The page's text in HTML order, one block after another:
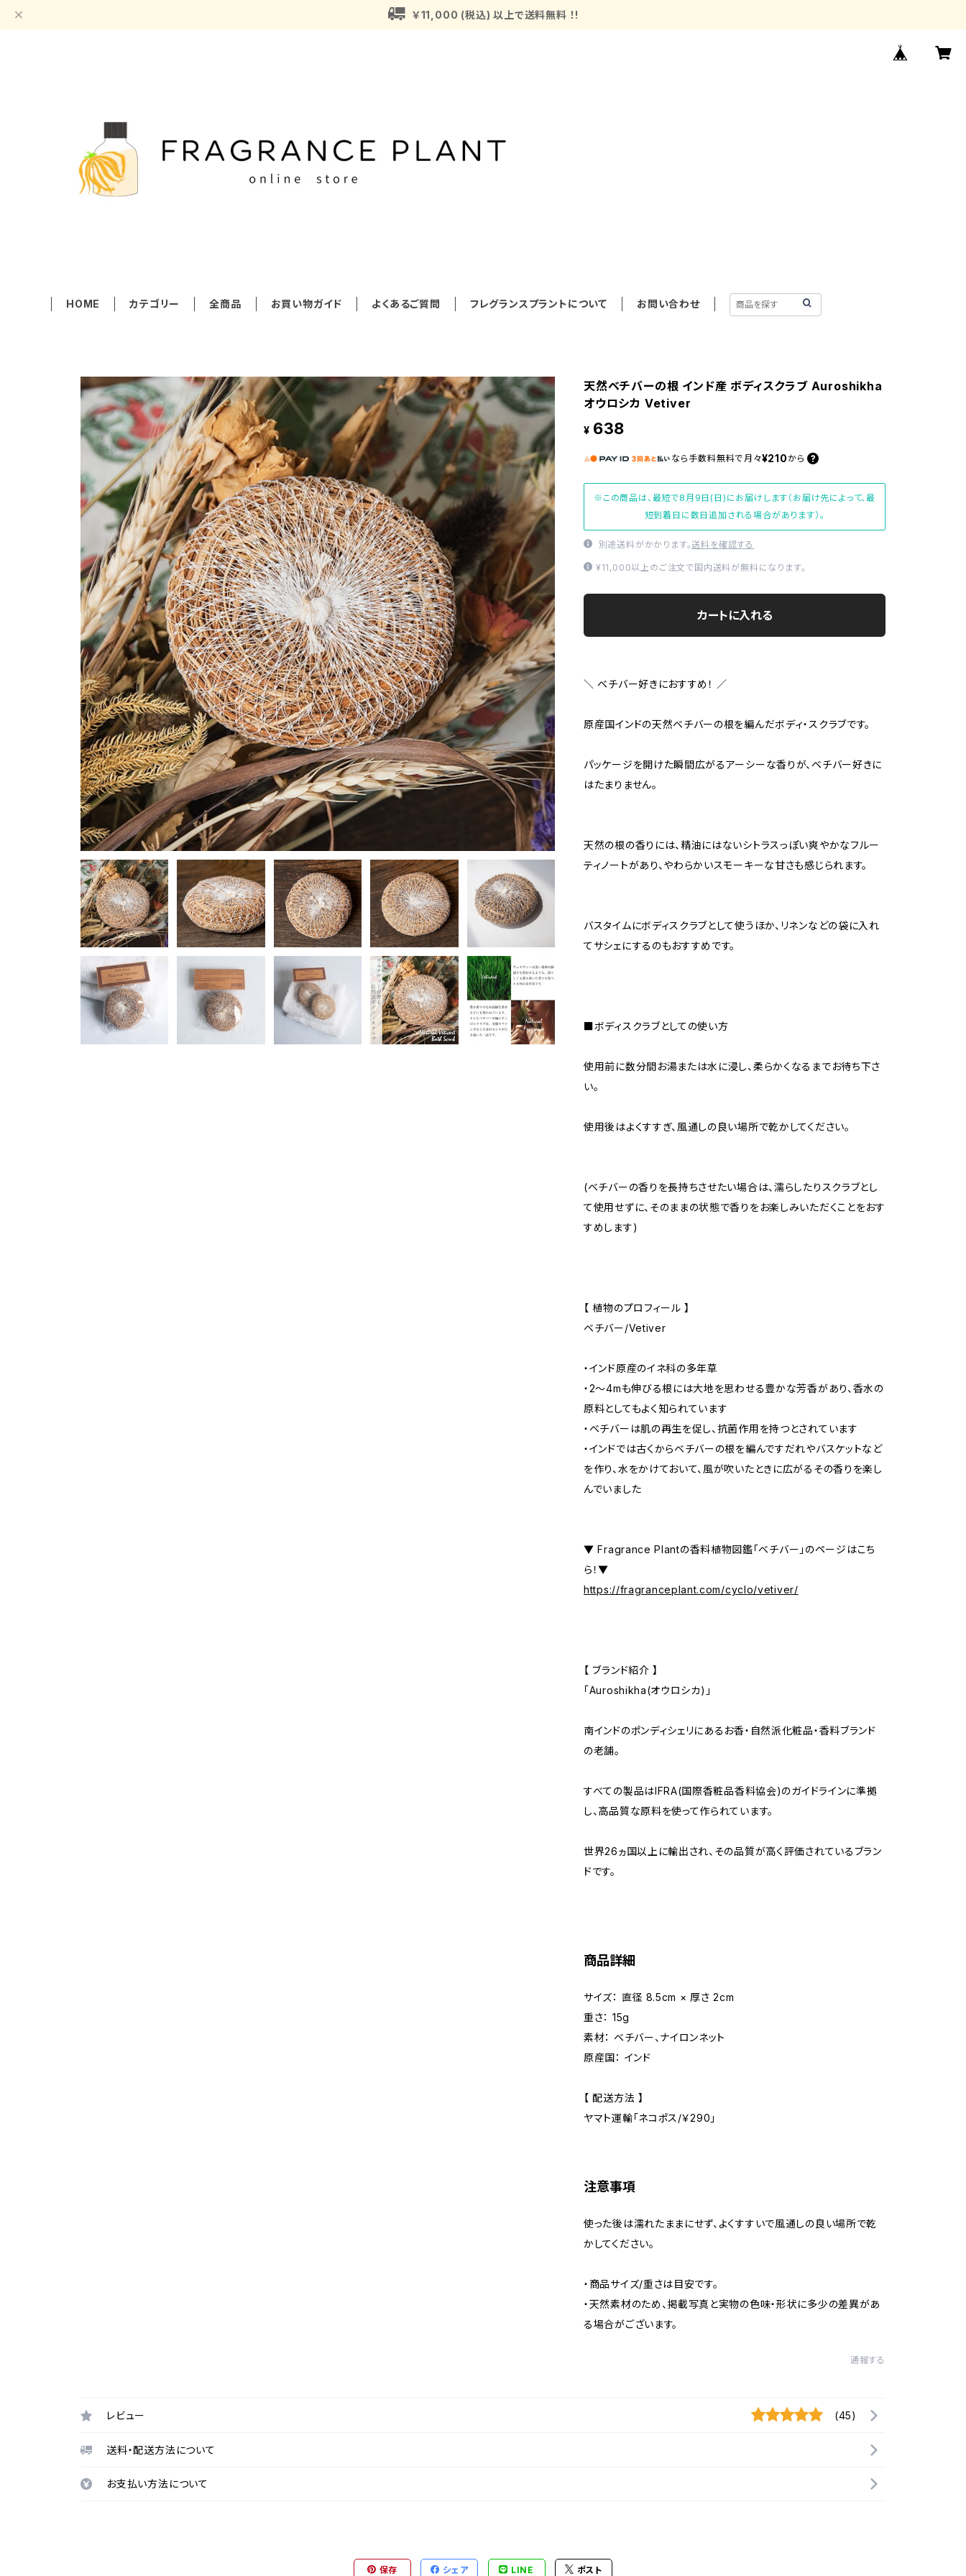
￥11,000 (税込) 以上で送料無料 ！!
HOME カテゴリー 全商品 お買い物ガイド よくあるご質問 フレグランスプラントについて お問い合わせ
天然ベチバーの根 インド産 ボディスクラブ Auroshikha
オウロシカ Vetiver
¥ 638
なら 手数料無料で 月々¥210 から
※この商品は、最短で8月9日(日)にお届けします（お届け先によって、最
短到着日に数日追加される場合があります）。
別途送料がかかります。送料を確認する
¥11,000以上のご注文で国内送料が無料になります。
カートに入れる
＼ ベチバー好きにおすすめ！ ／
原産国インドの天然ベチバーの根を編んだボディ・スクラブです。
パッケージを開けた瞬間広がるアーシーな香りが、ベチバー好きに
はたまりません。
天然の根の香りには、精油にはないシトラスっぽい爽やかなフルー
ティノートがあり、やわらかいスモーキーな甘さも感じられます。
バスタイムにボディスクラブとして使うほか、リネンなどの袋に入れ
てサシェにするのもおすすめです。
■ボディスクラブとしての使い方
使用前に数分間お湯または水に浸し、柔らかくなるまでお待ち下さ
い。
使用後はよくすすぎ、風通しの良い場所で乾かしてください。
(ベチバーの香りを長持ちさせたい場合は、濡らしたりスクラブとし
て使用せずに、そのままの状態で香りをお楽しみいただくことをおす
すめします)
【 植物のプロフィール 】
ベチバー/Vetiver
・インド原産のイネ科の多年草
・2～4mも伸びる根には大地を思わせる豊かな芳香があり、香水の
原料としてもよく知られています
・ベチバーは肌の再生を促し、抗菌作用を持つとされています
・インドでは古くからベチバーの根を編んですだれやバスケットなど
を作り、水をかけておいて、風が吹いたときに広がるその香りを楽し
んでいました
▼ Fragrance Plantの香料植物図鑑「ベチバー」のページはこち
ら！▼
https://fragranceplant.com/cyclo/vetiver/
【 ブランド紹介 】
「Auroshikha(オウロシカ)」
南インドのポンディシェリにあるお香・自然派化粧品・香料ブランド
の老舗。
すべての製品はIFRA(国際香粧品香料協会)のガイドラインに準拠
し、高品質な原料を使って作られています。
世界26ヵ国以上に輸出され、その品質が高く評価されているブラン
ドです。
商品詳細
サイズ： 直径 8.5cm × 厚さ 2cm
重さ： 15g
素材： ベチバー、ナイロンネット
原産国： インド
【 配送方法 】
ヤマト運輸「ネコポス/￥290」
注意事項
使った後は濡れたままにせず、よくすすいで風通しの良い場所で乾
かしてください。
・商品サイズ/重さは目安です。
・天然素材のため、掲載写真と実物の色味・形状に多少の差異があ
る場合がございます。
通報する
レビュー (45)
送料・配送方法について
お支払い方法について
保存 シェア LINE ポスト